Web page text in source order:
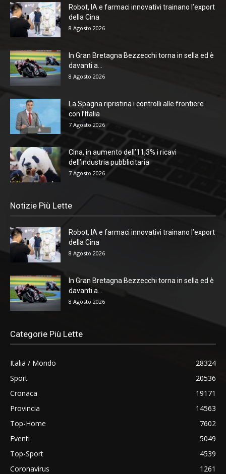
Robot, IA e farmaci innovativi trainano l’export
della Cina
8 Agosto 2026
In Gran Bretagna Bezzecchi torna in sella ed è
davanti a...
8 Agosto 2026
La Spagna ripristina i controlli alle frontiere
con l’Italia
7 Agosto 2026
Cina, in aumento dell’11,3% i ricavi
dell’industria pubblicitaria
7 Agosto 2026
Notizie Più Lette
Robot, IA e farmaci innovativi trainano l’export
della Cina
8 Agosto 2026
In Gran Bretagna Bezzecchi torna in sella ed è
davanti a...
8 Agosto 2026
Categorie Più Lette
Italia / Mondo
28324
Sport
20536
Cronaca
19171
Provincia
14563
Top-Home
7602
Eventi
5049
Top-Sport
4539
Coronavirus
1261